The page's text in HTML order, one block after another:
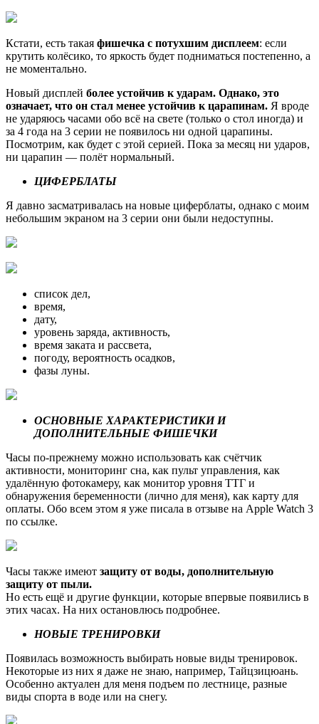
Кстати, есть такая фишечка с потухшим дисплеем: если
крутить колёсико, то яркость будет подниматься постепенно, а
не моментально.
Новый дисплей более устойчив к ударам. Однако, это
означает, что он стал менее устойчив к царапинам. Я вроде
не ударяюсь часами обо всё на свете (только о стол иногда) и
за 4 года на 3 серии не появилось ни одной царапины.
Посмотрим, как будет с этой серией. Пока за месяц ни ударов,
ни царапин — полёт нормальный.
ЦИФЕРБЛАТЫ
Я давно засматривалась на новые циферблаты, однако с моим
небольшим экраном на 3 серии они были недоступны.
список дел,
время,
дату,
уровень заряда, активность,
время заката и рассвета,
погоду, вероятность осадков,
фазы луны.
ОСНОВНЫЕ ХАРАКТЕРИСТИКИ И
ДОПОЛНИТЕЛЬНЫЕ ФИШЕЧКИ
Часы по-прежнему можно использовать как счётчик
активности, мониторинг сна, как пульт управления, как
удалённую фотокамеру, как монитор уровня ТТГ и
обнаружения беременности (лично для меня), как карту для
оплаты. Обо всем этом я уже писала в отзыве на Apple Watch 3
по ссылке.
Часы также имеют защиту от воды, дополнительную
защиту от пыли.
Но есть ещё и другие функции, которые впервые появились в
этих часах. На них остановлюсь подробнее.
НОВЫЕ ТРЕНИРОВКИ
Появилась возможность выбирать новые виды тренировок.
Некоторые из них я даже не знаю, например, Тайцзицюань.
Особенно актуален для меня подъем по лестнице, разные
виды спорта в воде или на снегу.